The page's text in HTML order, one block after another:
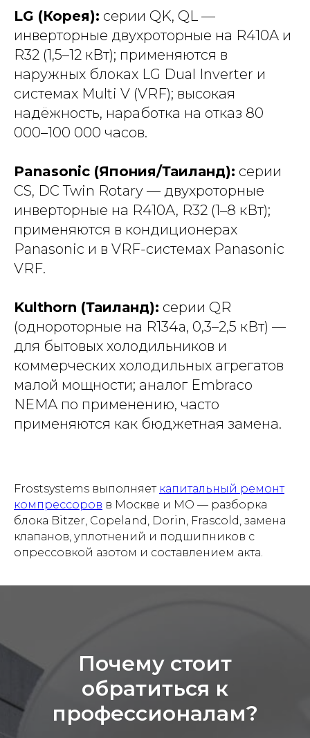
LG (Корея): серии QK, QL —
инверторные двухроторные на R410A и
R32 (1,5–12 кВт); применяются в
наружных блоках LG Dual Inverter и
системах Multi V (VRF); высокая
надёжность, наработка на отказ 80
000–100 000 часов.
Panasonic (Япония/Таиланд): серии
CS, DC Twin Rotary — двухроторные
инверторные на R410A, R32 (1–8 кВт);
применяются в кондиционерах
Panasonic и в VRF-системах Panasonic
VRF.
Kulthorn (Таиланд): серии QR
(однороторные на R134a, 0,3–2,5 кВт) —
для бытовых холодильников и
коммерческих холодильных агрегатов
малой мощности; аналог Embraco
NEMA по применению, часто
применяются как бюджетная замена.
Frostsystems выполняет капитальный ремонт
компрессоров в Москве и МО — разборка
блока Bitzer, Copeland, Dorin, Frascold, замена
клапанов, уплотнений и подшипников с
опрессовкой азотом и составлением акта.
Почему стоит
обратиться к
профессионалам?